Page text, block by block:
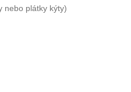
nebo plátky kýty)